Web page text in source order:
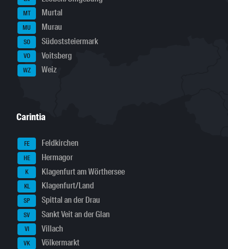
MT Murtal
MU Murau
SO Südoststeiermark
VO Voitsberg
WZ Weiz
Carintia
FE Feldkirchen
HE Hermagor
K Klagenfurt am Wörthersee
KL Klagenfurt/Land
SP Spittal an der Drau
SV Sankt Veit an der Glan
VI Villach
VK Völkermarkt